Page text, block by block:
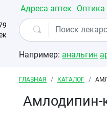
Адреса аптек Оптика
Например: анальгин
Строка
ГЛАВНАЯ КАТАЛОГ
Амлодипин-